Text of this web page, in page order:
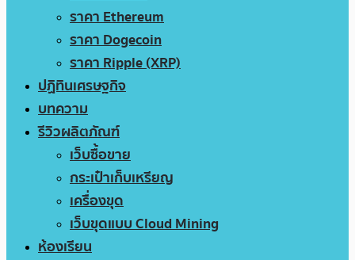
ราคา Ethereum
ราคา Dogecoin
ราคา Ripple (XRP)
ปฏิทินเศรษฐกิจ
บทความ
รีวิวผลิตภัณฑ์
เว็บซื้อขาย
กระเป๋าเก็บเหรียญ
เครื่องขุด
เว็บขุดแบบ Cloud Mining
ห้องเรียน